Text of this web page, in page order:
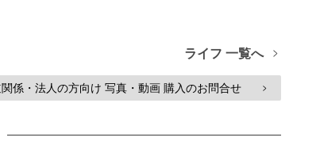
ライフ 一覧へ >
関係・法人の方向け 写真・動画 購入のお問合せ >